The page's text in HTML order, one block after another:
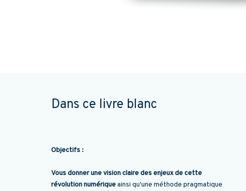
Dans ce livre blanc
Objectifs :
Vous donner une vision claire des enjeux de cette
révolution numériqueainsi qu'une méthode pragmatique